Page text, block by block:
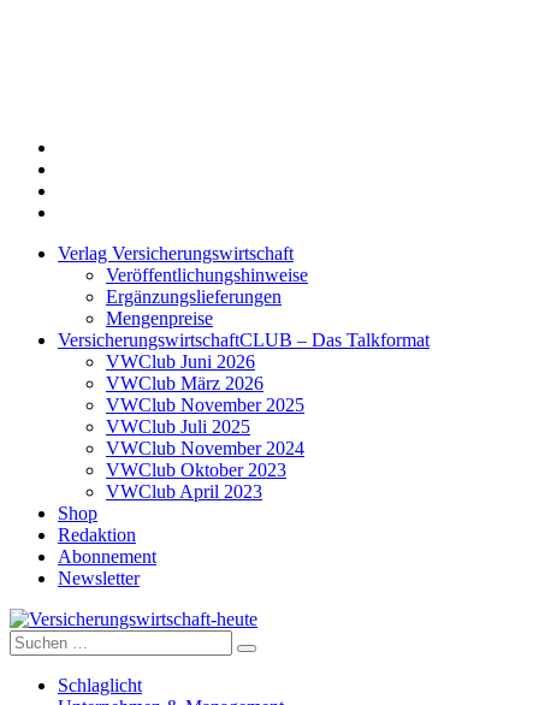
Verlag Versicherungswirtschaft
Veröffentlichungshinweise
Ergänzungslieferungen
Mengenpreise
VersicherungswirtschaftCLUB – Das Talkformat
VWClub Juni 2026
VWClub März 2026
VWClub November 2025
VWClub Juli 2025
VWClub November 2024
VWClub Oktober 2023
VWClub April 2023
Shop
Redaktion
Abonnement
Newsletter
Versicherungswirtschaft-heute
Suche
nach:
Schlaglicht